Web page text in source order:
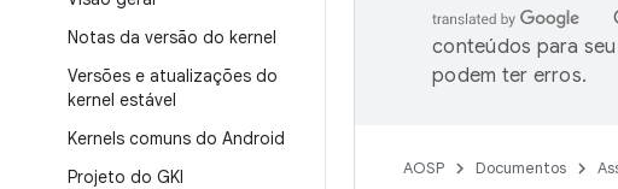
Notas da versão do kernel
Versões e atualizações do
kernel estável
Kernels comuns do Android
Projeto do GKI
conteúdos para
podem ter erros.
AOSP Documentos